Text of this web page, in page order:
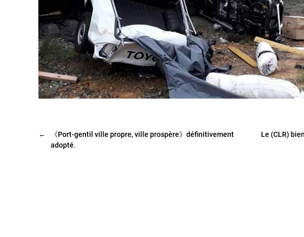
←
《Port-gentil ville propre, ville prospère》définitivement
adopté.
Le (CLR)